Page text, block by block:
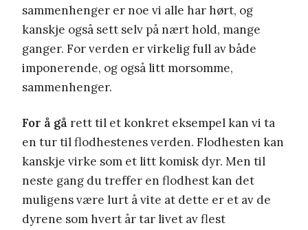
sammenhenger er noe vi alle har hørt, og
kanskje også sett selv på nært hold, mange
ganger. For verden er virkelig full av både
imponerende, og også litt morsomme,
sammenhenger.
For å gå rett til et konkret eksempel kan vi ta
en tur til flodhestenes verden. Flodhesten kan
kanskje virke som et litt komisk dyr. Men til
neste gang du treffer en flodhest kan det
muligens være lurt å vite at dette er et av de
dyrene som hvert år tar livet av flest